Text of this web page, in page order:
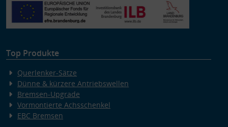
Top Produkte
Querlenker-Sätze
Dünne & kürzere Antriebswellen
Bremsen-Upgrade
Vormontierte Achsschenkel
EBC Bremsen